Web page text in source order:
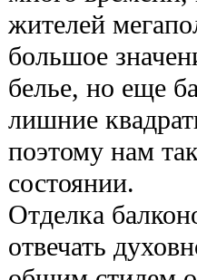
жителей
большое
белье, но еще
лишние
поэтому нам
состоянии.
Отделка
отвечать